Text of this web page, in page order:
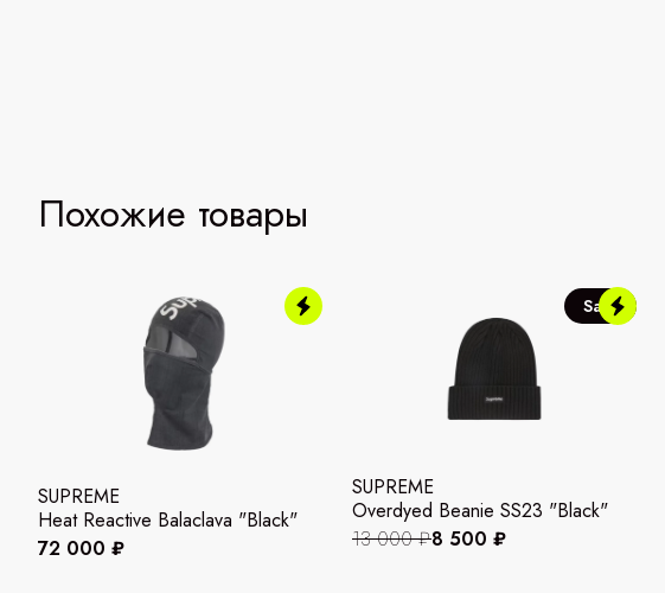
Похожие товары
SUPREME
Heat Reactive Balaclava "Black"
72 000 ₽
Sale
SUPREME
Overdyed Beanie SS23 "Black"
13 000 ₽8 500 ₽